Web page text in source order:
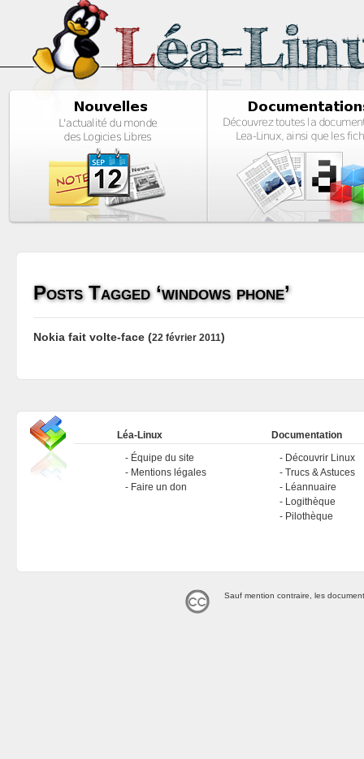
Posts Tagged ‘windows phone’
Nokia fait volte-face(22 février 2011)
Léa-Linux
Équipe du site
Mentions légales
Faire un don
Documentation
Découvrir Linux
Trucs & Astuces
Léannuaire
Logithèque
Pilothèque
Sauf mention contraire, les